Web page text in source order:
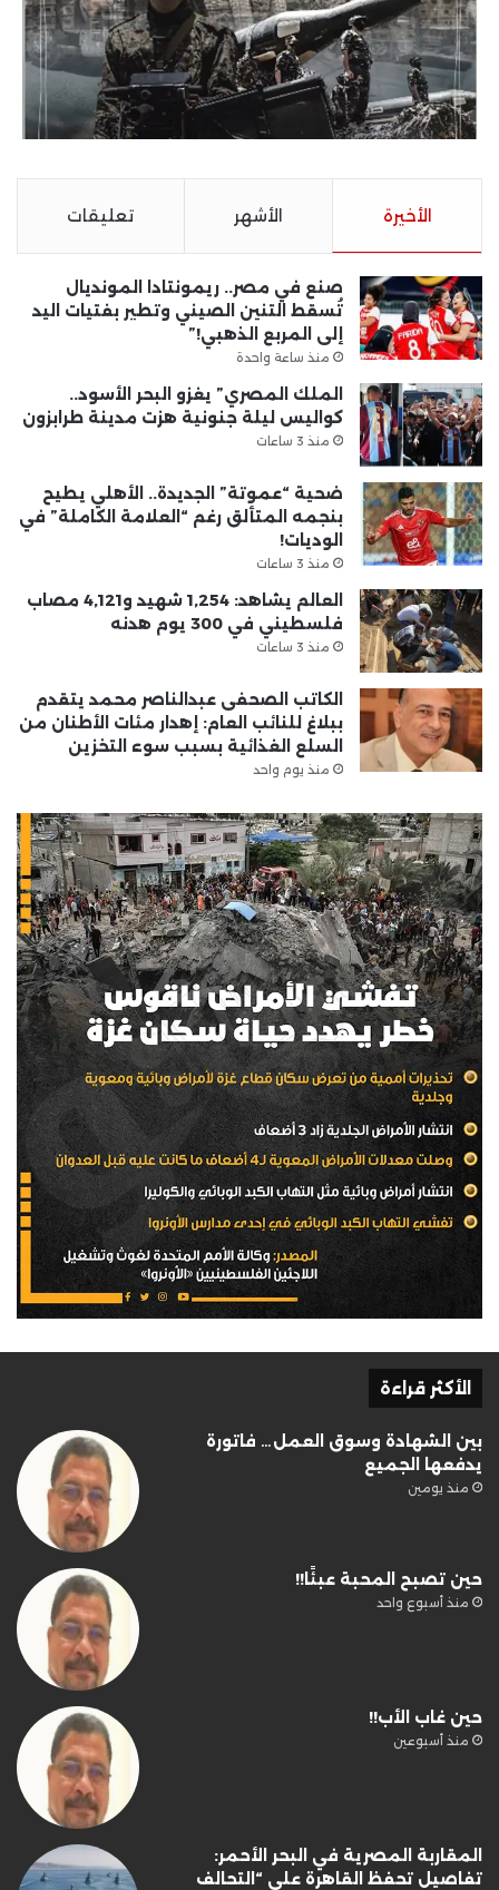
الأخيرة الأشهر تعليقات
صنع في مصر.. ريمونتادا المونديال
تُسقط التنين الصيني وتطير بفتيات اليد
إلى المربع الذهبي!”
منذ ساعة واحدة
الملك المصري” يغزو البحر الأسود..
كواليس ليلة جنونية هزت مدينة طرابزون
منذ 3 ساعات
ضحية “عموتة” الجديدة.. الأهلي يطيح
بنجمه المتألق رغم “العلامة الكاملة” في
الوديات!
منذ 3 ساعات
العالم يشاهد: 1,254 شهيد و4,121 مصاب
فلسطيني في 300 يوم هدنه
منذ 3 ساعات
الكاتب الصحفى عبدالناصر محمد يتقدم
ببلاغ للنائب العام: إهدار مئات الأطنان من
السلع الغذائية بسبب سوء التخزين
منذ يوم واحد
الأكثر قراءة
بين الشهادة وسوق العمل… فاتورة
يدفعها الجميع
منذ يومين
حين تصبح المحبة عبئًا!!
منذ أسبوع واحد
حين غاب الأب!!
منذ أسبوعين
المقاربة المصرية في البحر الأحمر:
تفاصيل تحفظ القاهرة على “التحالف